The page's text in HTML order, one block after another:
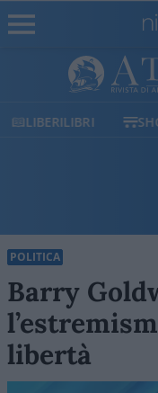
LIBERILIBRI
POLITICA
Barry
libertà